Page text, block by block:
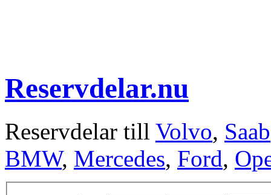
Reservdelar.nu
Reservdelar till Volvo, Saab
BMW, Mercedes, Ford,